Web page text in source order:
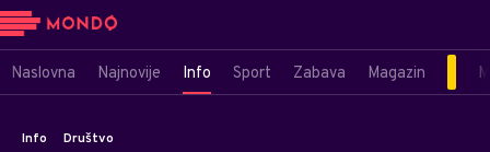
Naslovna Najnovije Info Sport Zabava Magazin
Info Društvo